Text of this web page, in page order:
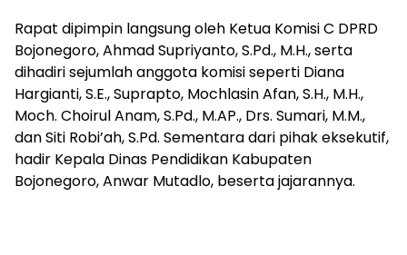
​Rapat dipimpin langsung oleh Ketua Komisi C DPRD
Bojonegoro, Ahmad Supriyanto, S.Pd., M.H., serta
dihadiri sejumlah anggota komisi seperti Diana
Hargianti, S.E., Suprapto, Mochlasin Afan, S.H., M.H.,
Moch. Choirul Anam, S.Pd., M.AP., Drs. Sumari, M.M.,
dan Siti Robi’ah, S.Pd. Sementara dari pihak eksekutif,
hadir Kepala Dinas Pendidikan Kabupaten
Bojonegoro, Anwar Mutadlo, beserta jajarannya.